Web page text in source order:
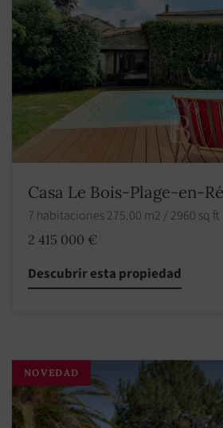
Casa Le Bois-Plage-en-Ré
7 habitaciones 275.00 m2 / 2960 sq ft
2 415 000 €
Descubrir esta propiedad
NOVEDAD